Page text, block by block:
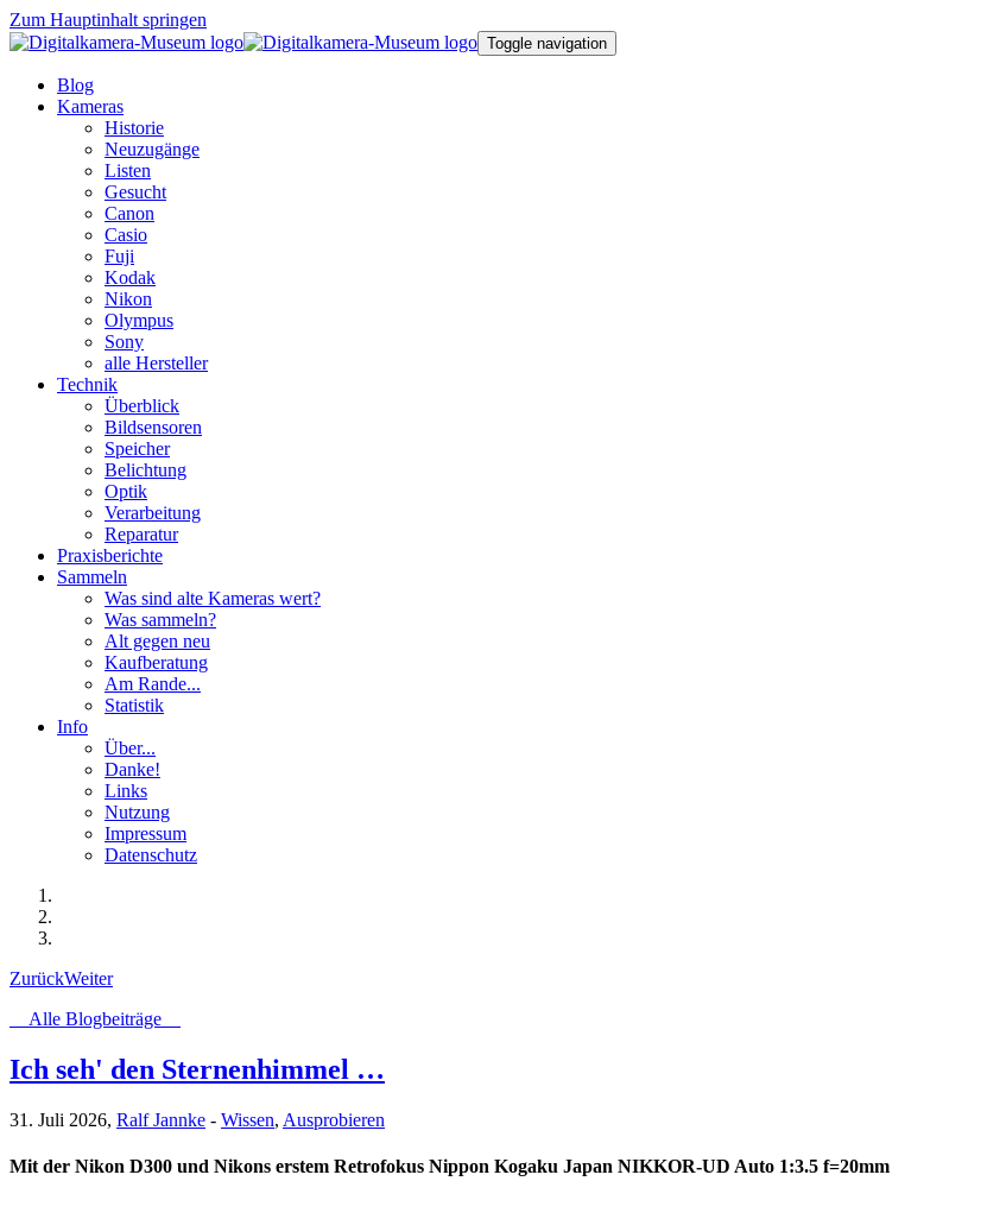
Zum Hauptinhalt springen
Toggle navigation
Blog
Kameras
Historie
Neuzugänge
Listen
Gesucht
Canon
Casio
Fuji
Kodak
Nikon
Olympus
Sony
alle Hersteller
Technik
Überblick
Bildsensoren
Speicher
Belichtung
Optik
Verarbeitung
Reparatur
Praxisberichte
Sammeln
Was sind alte Kameras wert?
Was sammeln?
Alt gegen neu
Kaufberatung
Am Rande...
Statistik
Info
Über...
Danke!
Links
Nutzung
Impressum
Datenschutz
ZurückWeiter
Alle Blogbeiträge
Ich seh' den Sternenhimmel …
31. Juli 2026, Ralf Jannke - Wissen, Ausprobieren
Mit der Nikon D300 und Nikons erstem Retrofokus Nippon Kogaku Japan NIKKOR-UD Auto 1:3.5 f=20mm